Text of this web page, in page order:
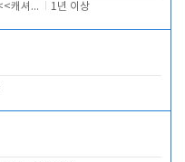
베팅.,청소<<캐셔 모셔봅니다. 1년 이상